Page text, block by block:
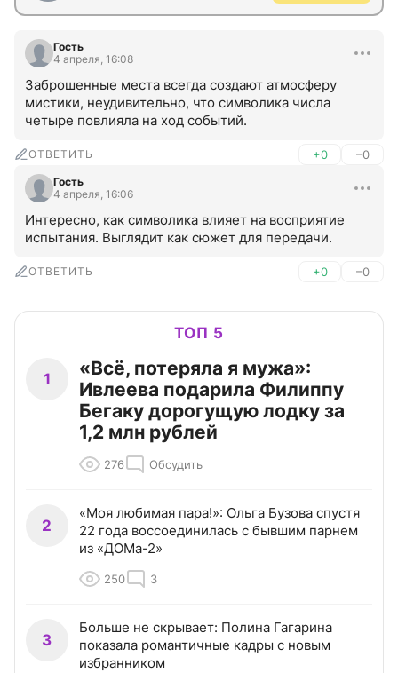
Гость
4 апреля, 16:08
Заброшенные места всегда создают атмосферу
мистики, неудивительно, что символика числа
четыре повлияла на ход событий.
ОТВЕТИТЬ +0 –0
Гость
4 апреля, 16:06
Интересно, как символика влияет на восприятие
испытания. Выглядит как сюжет для передачи.
ОТВЕТИТЬ +0 –0
ТОП 5
1
«Всё, потеряла я мужа»:
Ивлеева подарила Филиппу
Бегаку дорогущую лодку за
1,2 млн рублей
276 Обсудить
2
«Моя любимая пара!»: Ольга Бузова спустя
22 года воссоединилась с бывшим парнем
из «ДОМа-2»
250 3
3
Больше не скрывает: Полина Гагарина
показала романтичные кадры с новым
избранником